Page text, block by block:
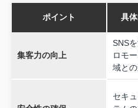
ポイント 具
集客力の向上
SNS
ロモ
域と
セキ